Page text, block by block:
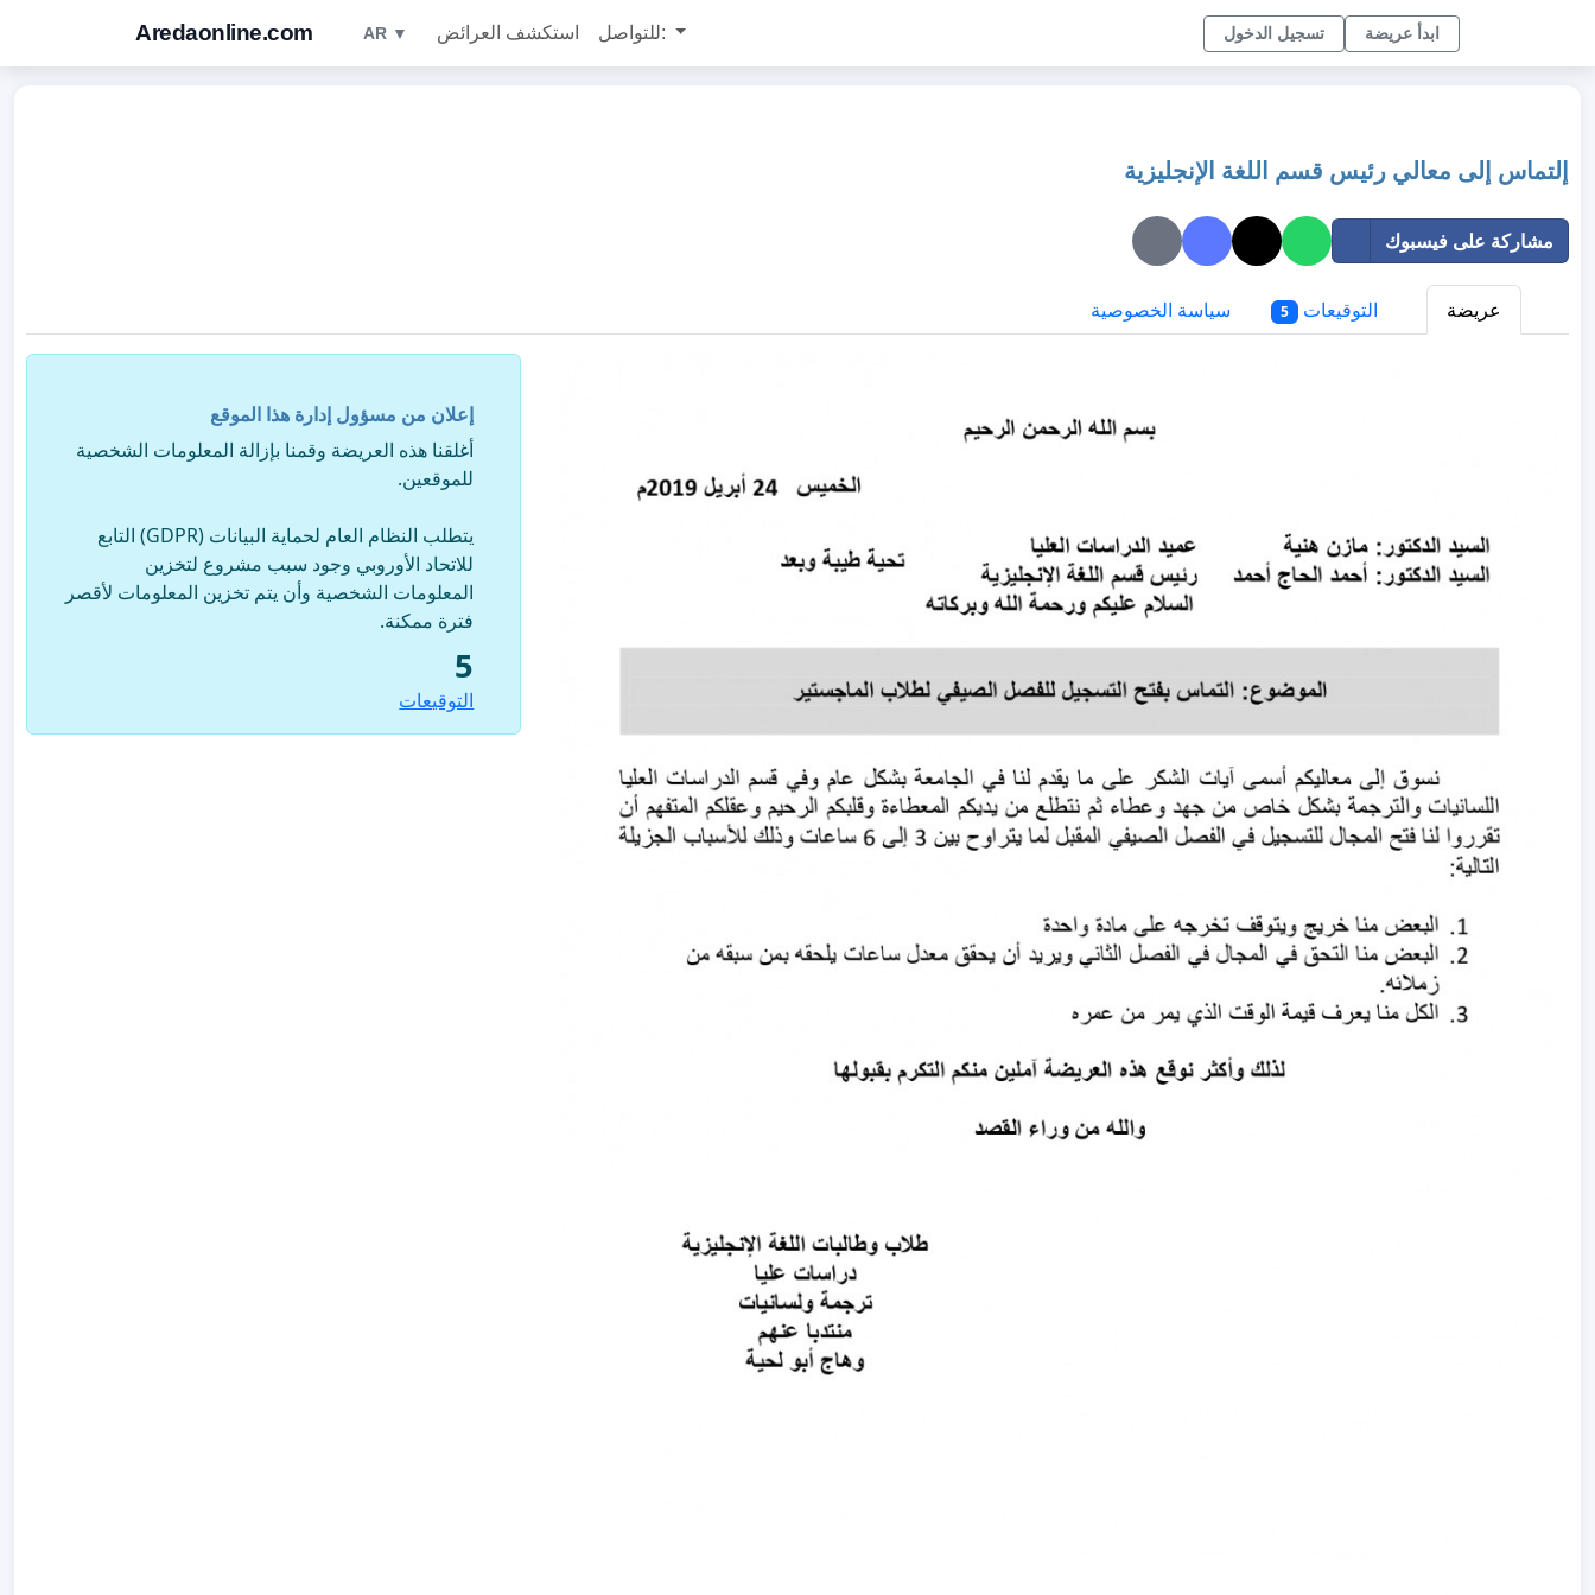
Aredaonline.com AR ▼ استكشف العرائض للتواصل: تسجيل الدخول ابدأ عريضة
إلتماس إلى معالي رئيس قسم اللغة الإنجليزية
مشاركة على فيسبوك
عريضة التوقيعات 5 سياسة الخصوصية
إعلان من مسؤول إدارة هذا الموقع
أغلقنا هذه العريضة وقمنا بإزالة المعلومات الشخصية
للموقعين.
يتطلب النظام العام لحماية البيانات (GDPR) التابع
للاتحاد الأوروبي وجود سبب مشروع لتخزين
المعلومات الشخصية وأن يتم تخزين المعلومات لأقصر
فترة ممكنة.
5
التوقيعات